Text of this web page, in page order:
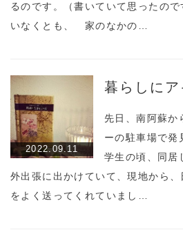
るのです。（書いていて思ったの
いなくとも、 家のなかの…
2022.09.11
暮らしにア
先日、南阿蘇か
ーの駐車場で発
学生の頃、同居
外出張に出かけていて、現地から
をよく送ってくれていまし…